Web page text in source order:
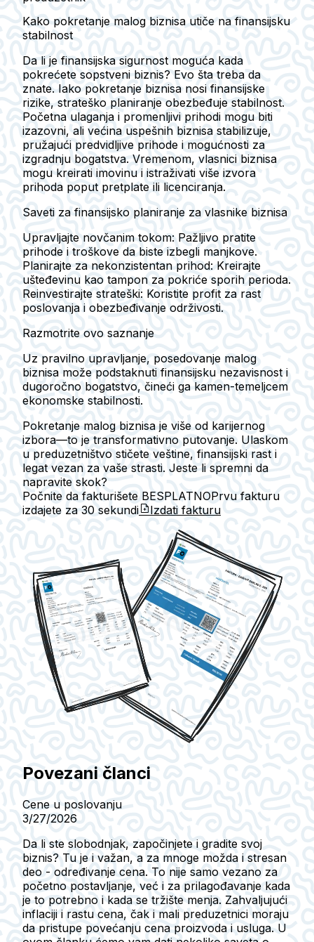
Kako pokretanje malog biznisa utiče na finansijsku
stabilnost
Da li je finansijska sigurnost moguća kada
pokrećete sopstveni biznis? Evo šta treba da
znate. Iako pokretanje biznisa nosi finansijske
rizike, strateško planiranje obezbeđuje stabilnost.
Početna ulaganja i promenljivi prihodi mogu biti
izazovni, ali većina uspešnih biznisa stabilizuje,
pružajući predvidljive prihode i mogućnosti za
izgradnju bogatstva. Vremenom, vlasnici biznisa
mogu kreirati imovinu i istraživati više izvora
prihoda poput pretplate ili licenciranja.
Saveti za finansijsko planiranje za vlasnike biznisa
Upravljajte novčanim tokom: Pažljivo pratite
prihode i troškove da biste izbegli manjkove.
Planirajte za nekonzistentan prihod: Kreirajte
ušteđevinu kao tampon za pokriće sporih perioda.
Reinvestirajte strateški: Koristite profit za rast
poslovanja i obezbeđivanje održivosti.
Razmotrite ovo saznanje
Uz pravilno upravljanje, posedovanje malog
biznisa može podstaknuti finansijsku nezavisnost i
dugoročno bogatstvo, čineći ga kamen-temeljcem
ekonomske stabilnosti.
Pokretanje malog biznisa je više od karijernog
izbora—to je transformativno putovanje. Ulaskom
u preduzetništvo stičete veštine, finansijski rast i
legat vezan za vaše strasti. Jeste li spremni da
napravite skok?
Počnite da fakturišete BESPLATNOPrvu fakturu
izdajete za 30 sekundi Izdati fakturu
Povezani članci
Cene u poslovanju
3/27/2026
Da li ste slobodnjak, započinjete i gradite svoj
biznis? Tu je i važan, a za mnoge možda i stresan
deo - određivanje cena. To nije samo vezano za
početno postavljanje, već i za prilagođavanje kada
je to potrebno i kada se tržište menja. Zahvaljujući
inflaciji i rastu cena, čak i mali preduzetnici moraju
da pristupe povećanju cena proizvoda i usluga. U